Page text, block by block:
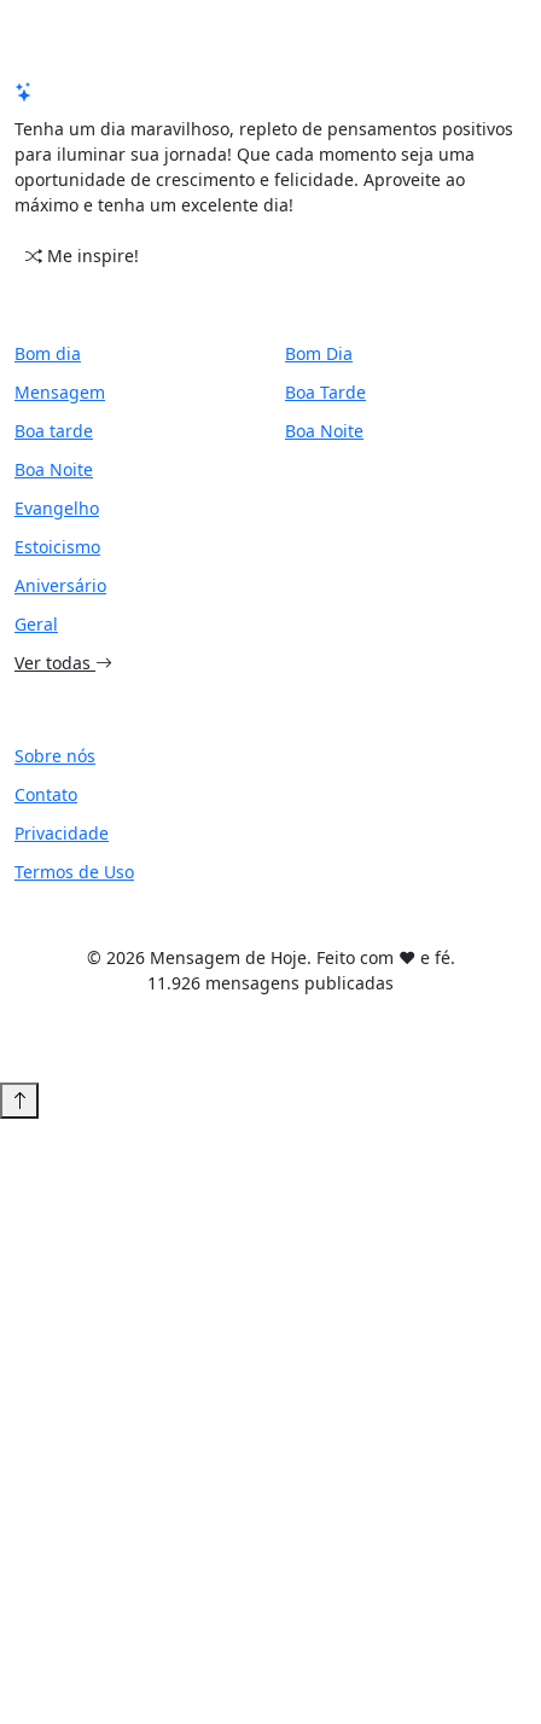
Tenha um dia maravilhoso, repleto de pensamentos positivos
para iluminar sua jornada! Que cada momento seja uma
oportunidade de crescimento e felicidade. Aproveite ao
máximo e tenha um excelente dia!
Me inspire!
Bom dia
Mensagem
Boa tarde
Boa Noite
Evangelho
Estoicismo
Aniversário
Geral
Ver todas
Bom Dia
Boa Tarde
Boa Noite
Sobre nós
Contato
Privacidade
Termos de Uso
© 2026 Mensagem de Hoje. Feito com ❤️ e fé.
11.926 mensagens publicadas